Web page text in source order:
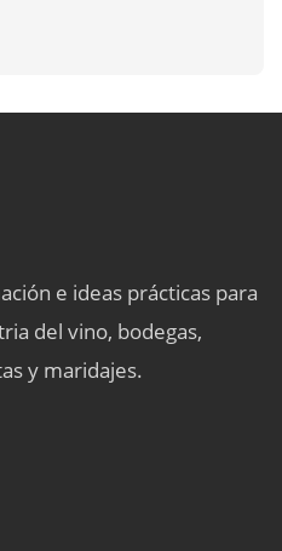
e ideas prácticas para
del vino, bodegas,
y maridajes.